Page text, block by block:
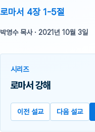
로마서 4장 1-5절
박영수 목사· 2021년 10월 3일
시리즈
로마서 강해
이전 설교 다음 설교